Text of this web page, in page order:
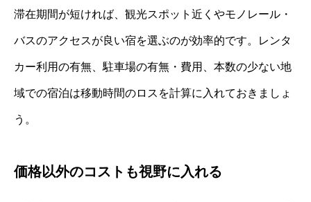
滞在期間が短ければ、観光スポット近くやモノレール・
バスのアクセスが良い宿を選ぶのが効率的です。レンタ
カー利用の有無、駐車場の有無・費用、本数の少ない地
域での宿泊は移動時間のロスを計算に入れておきましょ
う。
価格以外のコストも視野に入れる